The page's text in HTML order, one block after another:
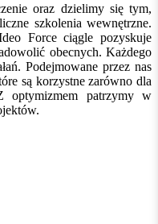
oraz dzielimy się tym,
szkolenia wewnętrzne.
Force ciągle pozyskuje
obecnych. Każdego
Podejmowane przez nas
są korzystne zarówno dla
patrzymy w